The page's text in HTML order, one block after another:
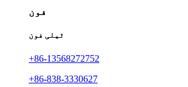
فون
ٹیلی فون
+86-13568272752
+86-838-3330627